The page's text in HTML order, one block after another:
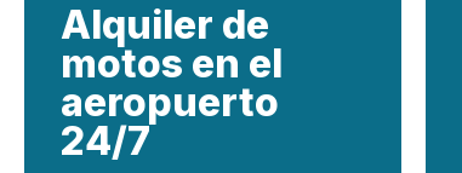
Alquiler de
motos en el
aeropuerto
24/7